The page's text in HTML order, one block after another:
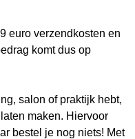
euro verzendkosten en
komt dus op
salon of praktijk hebt,
maken. Hiervoor
bestel je nog niets! Met